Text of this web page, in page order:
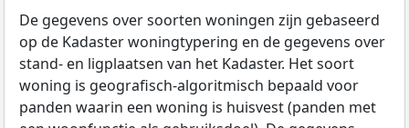
De gegevens over soorten woningen zijn gebaseerd
op de Kadaster woningtypering en de gegevens over
stand- en ligplaatsen van het Kadaster. Het soort
woning is geografisch-algoritmisch bepaald voor
panden waarin een woning is huisvest (panden met